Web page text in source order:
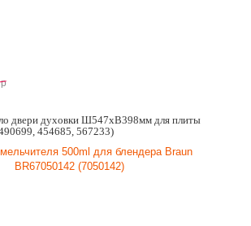
p
двери духовки Ш547хВ398мм для плиты
454685, 567233)